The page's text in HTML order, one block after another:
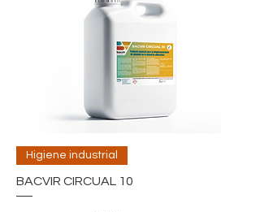
Higiene industrial
BACVIR CIRCUAL 10